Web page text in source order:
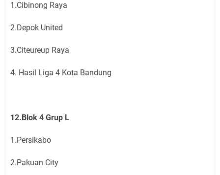
1.Cibinong Raya
2.Depok United
3.Citeureup Raya
4. Hasil Liga 4 Kota Bandung
12.Blok 4 Grup L
1.Persikabo
2.Pakuan City